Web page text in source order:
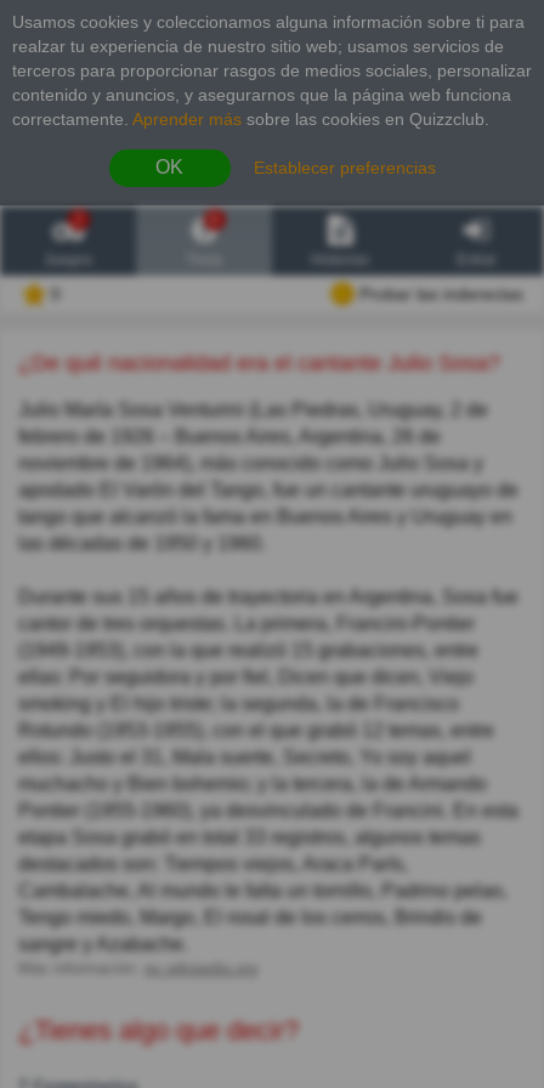
Usamos cookies y coleccionamos alguna información sobre ti para
realzar tu experiencia de nuestro sitio web; usamos servicios de
terceros para proporcionar rasgos de medios sociales, personalizar
contenido y anuncios, y asegurarnos que la página web funciona
correctamente. Aprender más sobre las cookies en Quizzclub.
OK Establecer preferencias
2
Probar las inderectas
¿De qué nacionalidad era el cantante Julio Sosa?
Julio María Sosa Venturini
(Las Piedras, Uruguay, 2 de
febrero de 1926 – Buenos Aires, Argentina, 26 de
noviembre de 1964), más conocido como Julio Sosa y
apodado El Varón del Tango, fue un cantante uruguayo de
tango que alcanzó la fama en Buenos Aires y Uruguay en
las décadas de 1950 y 1960.
Durante sus 15 años de trayectoria en Argentina, Sosa fue
cantor de tres orquestas. La primera, Francini-Pontier
(1949-1953), con la que realizó 15 grabaciones, entre
ellas: Por seguidora y por fiel, Dicen que dicen, Viejo
smoking y El hijo triste; la segunda, la de Francisco
Rotundo (1953-1955), con el que grabó 12 temas, entre
ellos: Justo el 31, Mala suerte, Secreto, Yo soy aquel
muchacho y Bien bohemio; y la tercera, la de Armando
Pontier
(1955-1960), ya desvinculado de Francini
. En esta
etapa Sosa grabó en total 33 registros, algunos temas
destacados son: Tiempos viejos,
Araca París,
Cambalache, Al mundo le falta un tornillo, Padrino pelao
Tengo miedo, Margo, El rosal de los cerros, Brindis de
sangre y Azabache.
es.wikipedia.org
¿Tienes algo que decir?